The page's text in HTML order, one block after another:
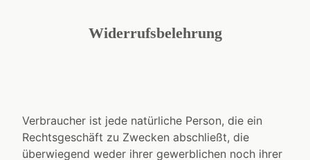
Widerrufsbelehrung
Verbraucher ist jede natürliche Person, die ein
Rechtsgeschäft zu Zwecken abschließt, die
überwiegend weder ihrer gewerblichen noch ihrer